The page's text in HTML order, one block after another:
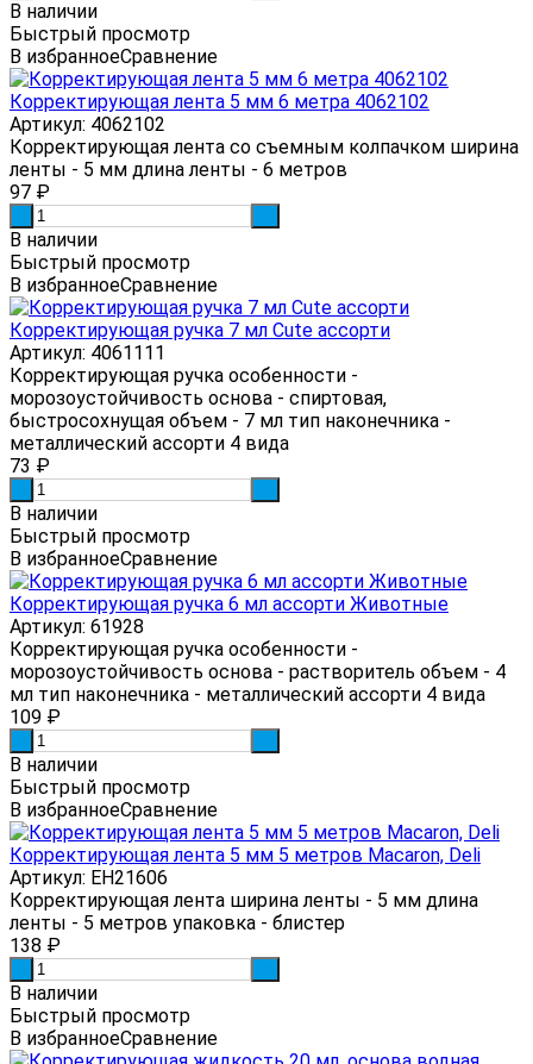
В наличии
Быстрый просмотр
В избранноеСравнение
Корректирующая лента 5 мм 6 метра 4062102
Артикул: 4062102
Корректирующая лента со съемным колпачком ширина
ленты - 5 мм длина ленты - 6 метров
97 ₽
В наличии
Быстрый просмотр
В избранноеСравнение
Корректирующая ручка 7 мл Cute ассорти
Артикул: 4061111
Корректирующая ручка особенности -
морозоустойчивость основа - спиртовая,
быстросохнущая объем - 7 мл тип наконечника -
металлический ассорти 4 вида
73 ₽
В наличии
Быстрый просмотр
В избранноеСравнение
Корректирующая ручка 6 мл ассорти Животные
Артикул: 61928
Корректирующая ручка особенности -
морозоустойчивость основа - растворитель объем - 4
мл тип наконечника - металлический ассорти 4 вида
109 ₽
В наличии
Быстрый просмотр
В избранноеСравнение
Корректирующая лента 5 мм 5 метров Macaron, Deli
Артикул: EH21606
Корректирующая лента ширина ленты - 5 мм длина
ленты - 5 метров упаковка - блистер
138 ₽
В наличии
Быстрый просмотр
В избранноеСравнение